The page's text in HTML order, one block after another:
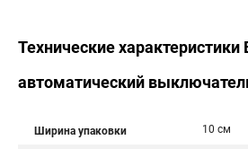
Технические
автоматический
Ширина упаковки 10 см